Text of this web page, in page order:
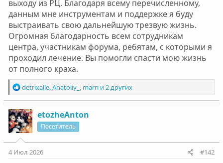
выходу из РЦ. Благодаря всему перечисленному,
данным мне инструментам и поддержке я буду
выстраивать свою дальнейшую трезвую жизнь.
Огромная благодарность всем сотрудникам
центра, участникам форума, ребятам, с которыми я
проходил лечение. Вы помогли спасти мою жизнь
от полного краха.
Р
е
а
к
ц
и
и
:
detrixalle,Anatoliy_ , marriи 2 других
etozheAnton
Посетитель
4 Июл 2026 #142